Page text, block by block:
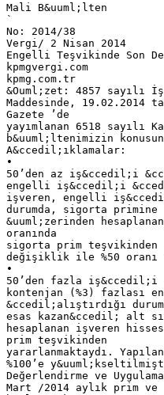
Mali B&uuml;lten
`
No: 2014/38
Vergi/ 2 Nisan 2014
Engelli Teşvikinde Son
kpmgvergi.com
kpmg.com.tr
&Ouml;zet: 4857 sayılı İş
Maddesinde, 19.02.2014
Gazete ’de
yayımlanan 6518 sayılı
b&uuml;ltenimizin
A&ccedil;ıklamalar:
•
50’den az iş&ccedil;i
engelli iş&ccedil;i
işveren, engelli
durumda, sigorta primine
&uuml;zerinden
oranında
sigorta prim teşvikinden
değişiklik ile %50 oranı
•
50’den fazla iş&ccedil;i
kontenjan (%3) fazlası
&ccedil;alıştırdığı
esas kazan&ccedil; alt
hesaplanan işveren
prim teşvikinden
yararlanmaktaydı.
%100’e
Değerlendirme ve Uygulama
Mart /2014 aylık prim ve